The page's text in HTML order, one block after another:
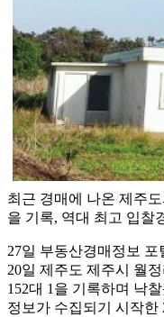
최근 경매에 나온 제주
을 기록, 역대 최고 입찰
27일 부동산경매정보
20일 제주도 제주시 월
152대 1을 기록하며 낙
정보가 수집되기 시작한